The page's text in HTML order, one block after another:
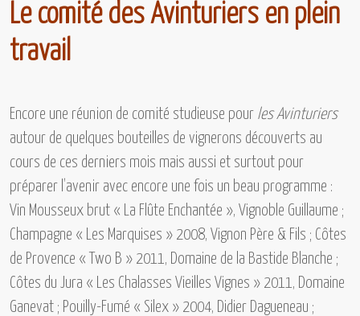
Le comité des Avinturiers en plein
travail
Encore une réunion de comité studieuse pour les Avinturiers
autour de quelques bouteilles de vignerons découverts au
cours de ces derniers mois mais aussi et surtout pour
préparer l’avenir avec encore une fois un beau programme :
Vin Mousseux brut « La Flûte Enchantée », Vignoble Guillaume ;
Champagne « Les Marquises » 2008, Vignon Père & Fils ; Côtes
de Provence « Two B » 2011, Domaine de la Bastide Blanche ;
Côtes du Jura « Les Chalasses Vieilles Vignes » 2011, Domaine
Ganevat ; Pouilly-Fumé « Silex » 2004, Didier Dagueneau ;